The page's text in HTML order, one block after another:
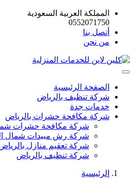
المملكة العربية السعودية
0552071750
أتصل بنا
من نحن
الصفحة الرئيسية
شركة تنظيف بالرياض
خدمات جدة
شركة مكافحة حشرات بالرياض
شركة مكافحة حشرات
شركة رش مبيدات شمال
شركة تعقيم منازل
شركة تنظيف بالرياض
الرئيسية